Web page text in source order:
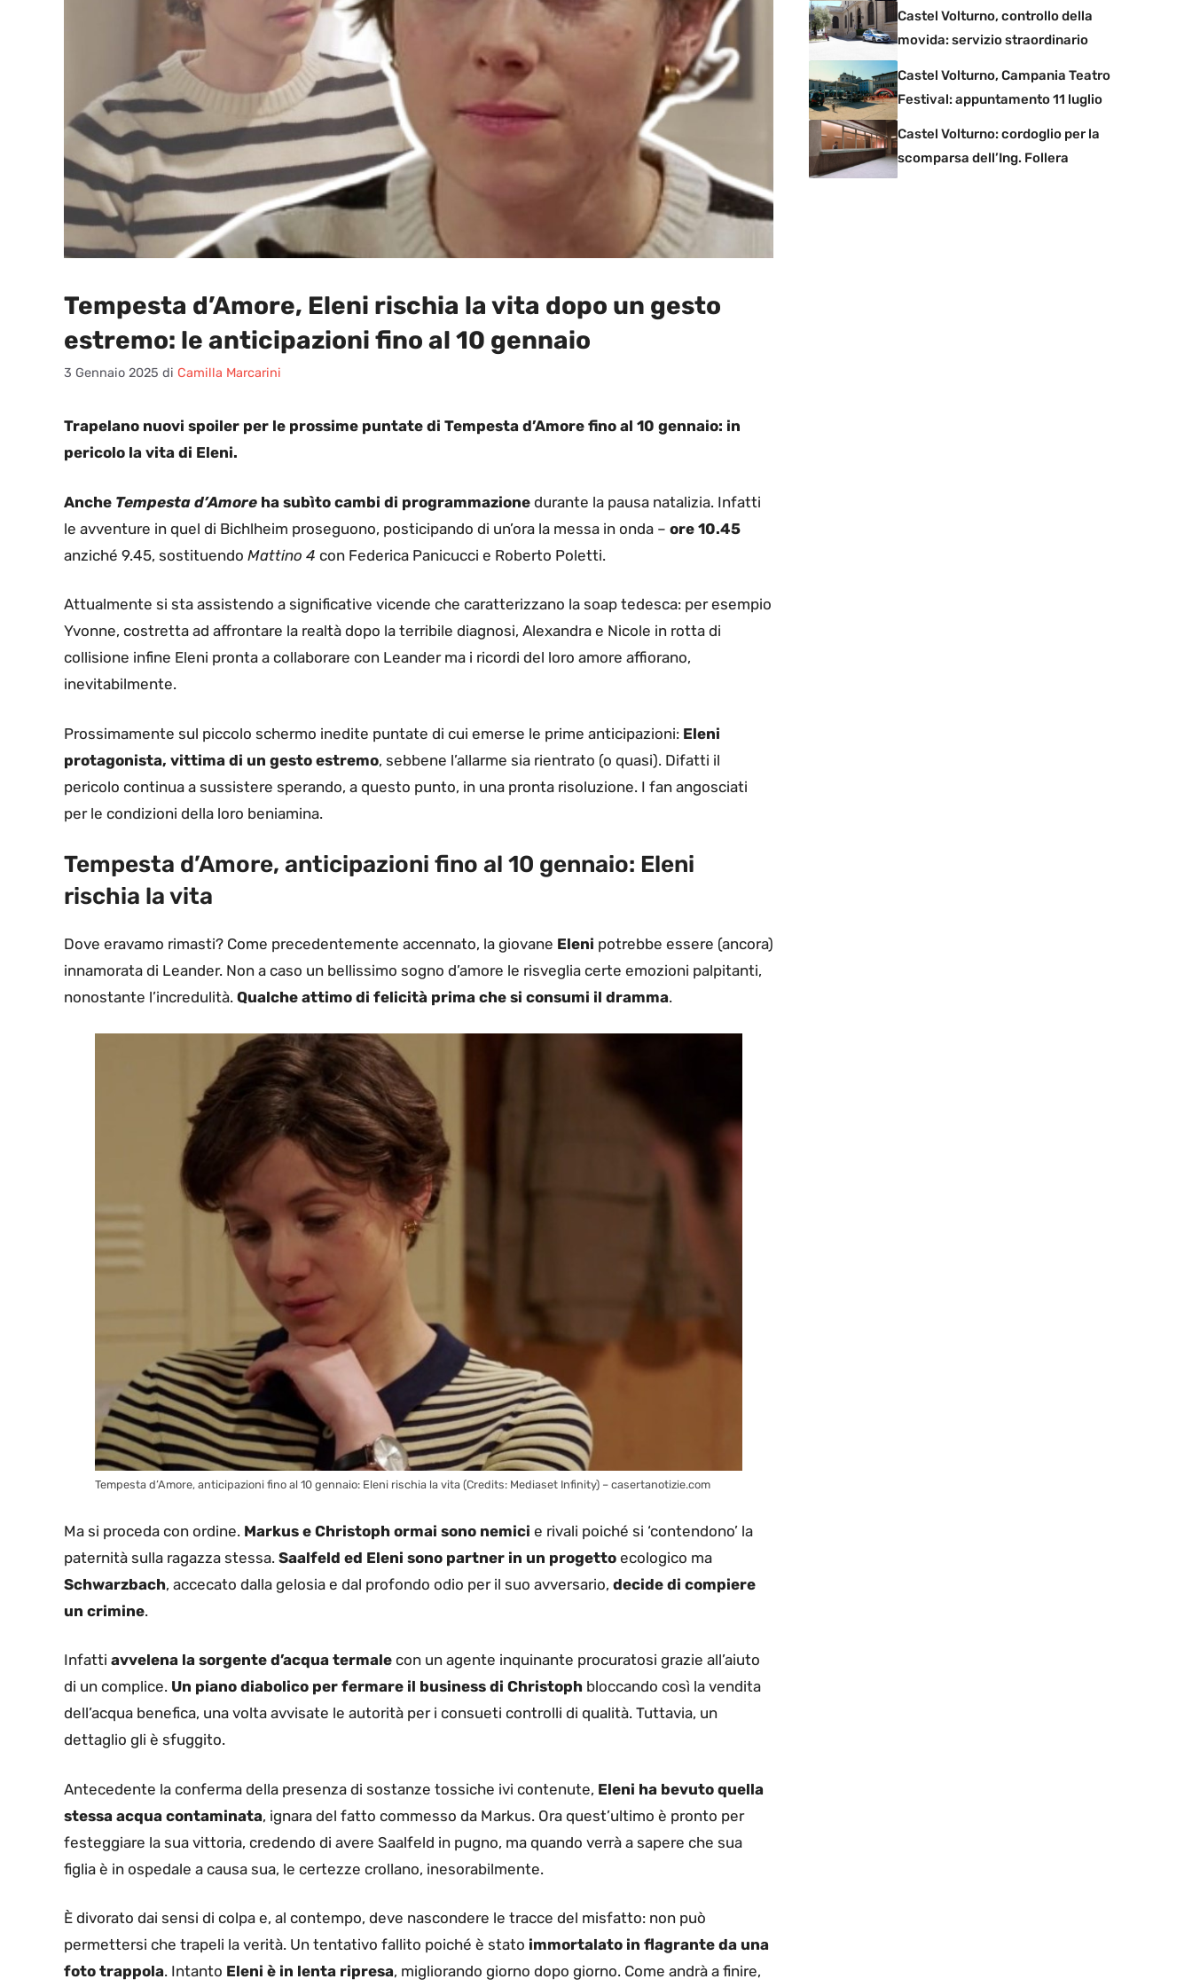
Tempesta d’Amore, Eleni rischia la vita dopo un gesto
estremo: le anticipazioni fino al 10 gennaio
3 Gennaio 2025 di Camilla Marcarini
Trapelano nuovi spoiler per le prossime puntate di Tempesta d’Amore fino al 10 gennaio: in
pericolo la vita di Eleni.
Anche Tempesta d’Amore ha subìto cambi di programmazione durante la pausa natalizia. Infatti
le avventure in quel di Bichlheim proseguono, posticipando di un’ora la messa in onda – ore 10.45
anziché 9.45, sostituendo Mattino 4 con Federica Panicucci e Roberto Poletti.
Attualmente si sta assistendo a significative vicende che caratterizzano la soap tedesca: per esempio
Yvonne, costretta ad affrontare la realtà dopo la terribile diagnosi, Alexandra e Nicole in rotta di
collisione infine Eleni pronta a collaborare con Leander ma i ricordi del loro amore affiorano,
inevitabilmente.
Prossimamente sul piccolo schermo inedite puntate di cui emerse le prime anticipazioni: Eleni
protagonista, vittima di un gesto estremo, sebbene l’allarme sia rientrato (o quasi). Difatti il
pericolo continua a sussistere sperando, a questo punto, in una pronta risoluzione. I fan angosciati
per le condizioni della loro beniamina.
Tempesta d’Amore, anticipazioni fino al 10 gennaio: Eleni
rischia la vita
Dove eravamo rimasti? Come precedentemente accennato, la giovane Eleni potrebbe essere (ancora)
innamorata di Leander. Non a caso un bellissimo sogno d’amore le risveglia certe emozioni palpitanti,
nonostante l’incredulità. Qualche attimo di felicità prima che si consumi il dramma.
Tempesta d’Amore, anticipazioni fino al 10 gennaio: Eleni rischia la vita (Credits: Mediaset Infinity) – casertanotizie.com
Ma si proceda con ordine. Markus e Christoph ormai sono nemici e rivali poiché si ‘contendono’ la
paternità sulla ragazza stessa. Saalfeld ed Eleni sono partner in un progetto ecologico ma
Schwarzbach, accecato dalla gelosia e dal profondo odio per il suo avversario, decide di compiere
un crimine.
Infatti avvelena la sorgente d’acqua termale con un agente inquinante procuratosi grazie all’aiuto
di un complice. Un piano diabolico per fermare il business di Christoph bloccando così la vendita
dell’acqua benefica, una volta avvisate le autorità per i consueti controlli di qualità. Tuttavia, un
dettaglio gli è sfuggito.
Antecedente la conferma della presenza di sostanze tossiche ivi contenute, Eleni ha bevuto quella
stessa acqua contaminata, ignara del fatto commesso da Markus. Ora quest’ultimo è pronto per
festeggiare la sua vittoria, credendo di avere Saalfeld in pugno, ma quando verrà a sapere che sua
figlia è in ospedale a causa sua, le certezze crollano, inesorabilmente.
È divorato dai sensi di colpa e, al contempo, deve nascondere le tracce del misfatto: non può
permettersi che trapeli la verità. Un tentativo fallito poiché è stato immortalato in flagrante da una
foto trappola. Intanto Eleni è in lenta ripresa, migliorando giorno dopo giorno. Come andrà a finire,
Castel Volturno, controllo della
movida: servizio straordinario
Castel Volturno, Campania Teatro
Festival: appuntamento 11 luglio
Castel Volturno: cordoglio per la
scomparsa dell’Ing. Follera